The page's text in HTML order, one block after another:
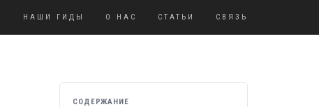
НАШИ ГИДЫ О НАС СТАТЬИ СВЯЗЬ
СОДЕРЖАНИЕ